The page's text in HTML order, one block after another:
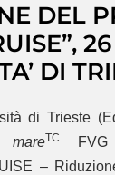
DEL
DI
di Trieste
mareTC
FVG
–